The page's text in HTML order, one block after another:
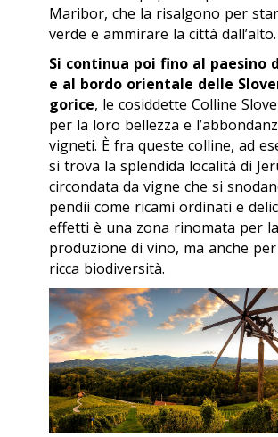
Maribor, che la risalgono per
verde e ammirare la città dall’alto.
Si continua poi fino al paesino
e al bordo orientale delle
gorice, le cosiddette Colline
per la loro bellezza e
vigneti. È fra queste colline, ad
si trova la splendida località di
circondata da vigne che si
pendii come ricami ordinati e
effetti è una zona rinomata per la
produzione di vino, ma anche
ricca biodiversità.